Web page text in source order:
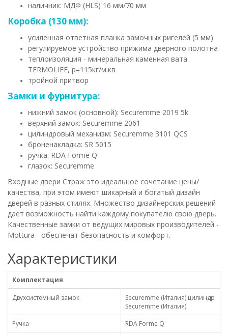
наличник: МДФ (HLS) 16 мм/70 мм
Коробка (130 мм):
усиленная ответная планка замочных ригелей (5 мм)
регулируемое устройство прижима дверного полотна
теплоизоляция - минеральная каменная вата
TERMOLIFE, р=115кг/м.кв
тройной притвор
Замки и фурнитура:
нижний замок (основной): Securemme 2019 5k
верхний замок: Securemme 2061
цилиндровый механизм: Securemme 3101 QCS
броненакладка: SR 5015
ручка: RDA Forme Q
глазок: Securemme
Входные двери Страж это идеальное сочетание цены/
качества, при этом имеют шикарный и богатый дизайн
дверей в разных стилях. Множество дизайнерских решений
дает возможность найти каждому покупателю свою дверь.
Качественные замки от ведущих мировых производителей -
Mottura - обеспечат безопасность и комфорт.
Характеристики
Комплектация
Двухсистемный замок
Securemme (Италия) цилиндр
Securemme (Италия)
Ручка
RDA Forme Q